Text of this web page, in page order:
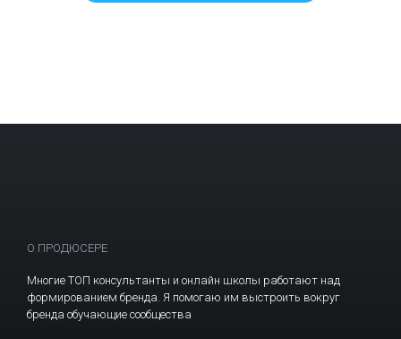
О ПРОДЮСЕРЕ
Многие ТОП консультанты и онлайн школы работают над
формированием бренда. Я помогаю им выстроить вокруг
бренда обучающие сообщества